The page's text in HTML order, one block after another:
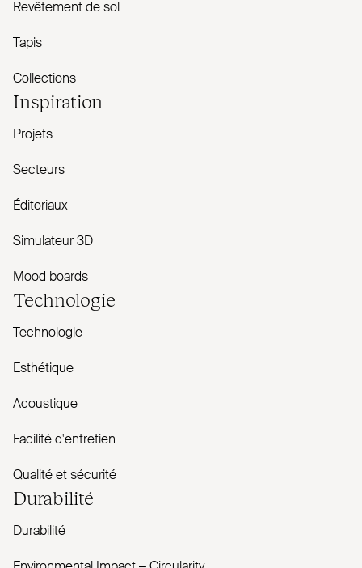
Revêtement de sol
Tapis
Collections
Inspiration
Projets
Secteurs
Éditoriaux
Simulateur 3D
Mood boards
Technologie
Technologie
Esthétique
Acoustique
Facilité d'entretien
Qualité et sécurité
Durabilité
Durabilité